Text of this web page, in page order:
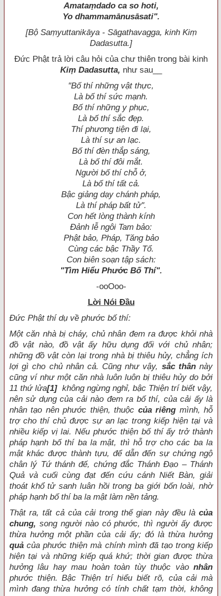
Amataṃdado ca so hoti,
Yo dhammamānusāsati".
[Bộ Saṃyuttanikāya - Sāgathavagga, kinh Kiṃ
Dadasutta.]
Ðức Phật trả lời câu hỏi của chư thiên trong bài kinh
Kiṃ Dadasutta, như sau__
"Bố thí những vật thực,
Là bố thí sức mạnh.
Bố thí những y phục,
Là bố thí sắc đẹp.
Thí phương tiện đi lại,
Là thí sự an lạc.
Bố thí đèn thắp sáng,
Là bố thí đôi mắt.
Người bố thí chỗ ở,
Là bố thí tất cả.
Bậc giảng dạy chánh pháp,
Là thí pháp bất tử".
Con hết lòng thành kính
Ðảnh lễ ngôi Tam bảo:
Phật bảo, Pháp, Tăng bảo
Cùng các bậc Thầy Tổ.
Con biên soạn tập sách:
"Tìm Hiểu Phước Bố Thí".
-ooOoo-
Lời Nói Ðầu
Ðức Phật thí dụ về phước bố thí:
Một căn nhà bị cháy, chủ nhân đem ra được khỏi nhà
đồ vật nào, đồ vật ấy hữu dụng đối với chủ nhân;
những đồ vật còn lại trong nhà bị thiêu hủy, chẳng ích
lợi gì cho chủ nhân cả. Cũng như vậy, sắc thânnày
cũng ví như một căn nhà luôn luôn bị thiêu hủy do bởi
11 thứ lửa[1] không ngừng nghỉ, bậc Thiện trí biết vậy,
nên sử dụng của cải nào đem ra bố thí, của cải ấy là
nhân tạo nên phước thiện, thuộc của riêng mình, hỗ
trợ cho thí chủ được sự an lạc trong kiếp hiện tại và
nhiều kiếp vị lai. Nếu phước thiện bố thí ấy trở thành
pháp hạnh bố thí ba la mật, thì hỗ trợ cho các ba la
mật khác được thành tựu, để dẫn đến sự chứng ngộ
chân lý Tứ thánh đế, chứng đắc Thánh Ðạo – Thánh
Quả và cuối cùng đạt đến cứu cánh Niết Bàn, giải
thoát khổ tử sanh luân hồi trong ba giới bốn loài, nhờ
pháp hạnh bố thí ba la mật làm nền tảng.
Thật ra, tất cả của cải trong thế gian này đều là của
chung, song người nào có phước, thì người ấy được
thừa hưởng một phần của cải ấy; đó là thừa hưởng
quả của phước thiện mà chính mình đã tạo trong kiếp
hiện tại và những kiếp quá khứ; thời gian được thừa
hưởng lâu hay mau hoàn toàn tùy thuộc vào nhân
phước thiện. Bậc Thiện trí hiểu biết rõ, của cải mà
mình đang thừa hưởng có tính chất tạm thời, không